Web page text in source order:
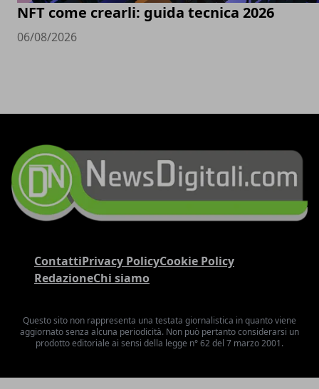
NFT come crearli: guida tecnica 2026
06/08/2026
ContattiPrivacy PolicyCookie Policy
RedazioneChi siamo
Questo sito non rappresenta una testata giornalistica in quanto viene
aggiornato senza alcuna periodicità. Non può pertanto considerarsi un
prodotto editoriale ai sensi della legge n° 62 del 7 marzo 2001.